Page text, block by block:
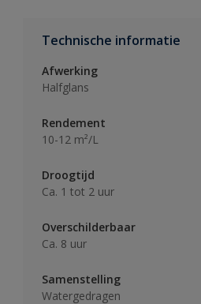
Technische informatie
Afwerking
Halfglans
Rendement
10-12 m²/L
Droogtijd
Ca. 1 tot 2 uur
Overschilderbaar
Ca. 8 uur
Samenstelling
Watergedragen